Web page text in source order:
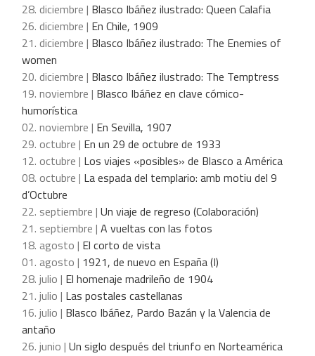
28. diciembre | Blasco Ibáñez ilustrado: Queen Calafia
26. diciembre | En Chile, 1909
21. diciembre | Blasco Ibáñez ilustrado: The Enemies of
women
20. diciembre | Blasco Ibáñez ilustrado: The Temptress
19. noviembre | Blasco Ibáñez en clave cómico-
humorística
02. noviembre | En Sevilla, 1907
29. octubre | En un 29 de octubre de 1933
12. octubre | Los viajes «posibles» de Blasco a América
08. octubre | La espada del templario: amb motiu del 9
d’Octubre
22. septiembre | Un viaje de regreso (Colaboración)
21. septiembre | A vueltas con las fotos
18. agosto | El corto de vista
01. agosto | 1921, de nuevo en España (I)
28. julio | El homenaje madrileño de 1904
21. julio | Las postales castellanas
16. julio | Blasco Ibáñez, Pardo Bazán y la Valencia de
antaño
26. junio | Un siglo después del triunfo en Norteamérica